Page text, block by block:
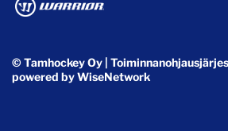
© Tamhockey Oy |
powered byWiseNetwork